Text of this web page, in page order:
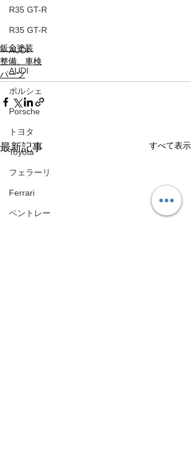
R35 GT-R
R35 GT-R
AUDI
AUDI
ポルシェ
Porsche
トヨタ
Toyota
フェラーリ
Ferrari
ベントレー
鈑金塗装
整備、車検
パーツ
最新記事 すべて表示